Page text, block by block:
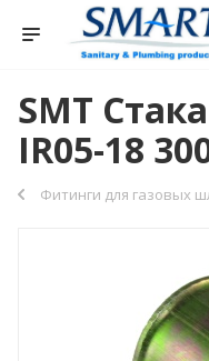
SMT
IR05-18
Фитинги для газовых